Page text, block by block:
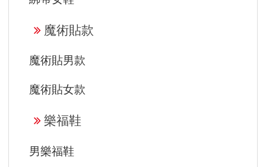
魔術貼款
魔術貼男款
魔術貼女款
樂福鞋
男樂福鞋